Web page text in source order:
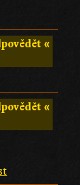
«
«